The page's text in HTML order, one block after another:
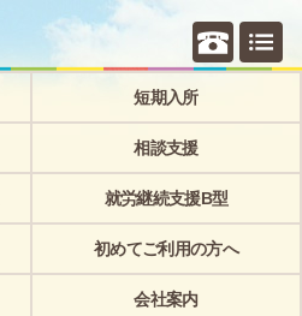
個別相
短期入所
相談支援
就労継続支援B型
初めてご利用の方へ
会社案内